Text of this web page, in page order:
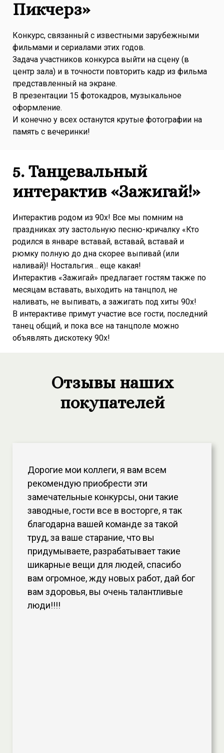
Пикчерз»
Конкурс, связанный с известными зарубежными
фильмами и сериалами этих годов.
Задача участников конкурса выйти на сцену (в
центр зала) и в точности повторить кадр из фильма
представленный на экране.
В презентации 15 фотокадров, музыкальное
оформление.
И конечно у всех останутся крутые фотографии на
память с вечеринки!
5. Танцевальный
интерактив «Зажигай!»
Интерактив родом из 90х! Все мы помним на
праздниках эту застольную песню-кричалку «Кто
родился в январе вставай, вставай, вставай и
рюмку полную до дна скорее выпивай (или
наливай)! Ностальгия… еще какая!
Интерактив «Зажигай» предлагает гостям также по
месяцам вставать, выходить на танцпол, не
наливать, не выпивать, а зажигать под хиты 90х!
В интерактиве примут участие все гости, последний
танец общий, и пока все на танцполе можно
объявлять дискотеку 90х!
Отзывы наших
покупателей
Дорогие мои коллеги, я вам всем
рекомендую приобрести эти
замечательные конкурсы, они такие
заводные, гости все в восторге, я так
благодарна вашей команде за такой
труд, за ваше старание, что вы
придумываете, разрабатывает такие
шикарные вещи для людей, спасибо
вам огромное, жду новых работ, дай бог
вам здоровья, вы очень талантливые
люди!!!!